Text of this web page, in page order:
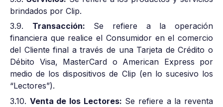
brindados por Clip.
3.9. Transacción: Se refiere a la operación
financiera que realice el Consumidor en el comercio
del Cliente final a través de una Tarjeta de Crédito o
Débito Visa, MasterCard o American Express por
medio de los dispositivos de Clip (en lo sucesivo los
“Lectores”).
3.10. Venta de los Lectores: Se refiere a la reventa